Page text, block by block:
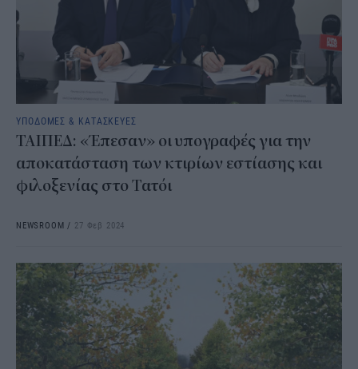
ΥΠΟΔΟΜΕΣ & ΚΑΤΑΣΚΕΥΕΣ
ΤΑΙΠΕΔ: «Έπεσαν» οι υπογραφές για την
αποκατάσταση των κτιρίων εστίασης και
φιλοξενίας στο Τατόι
NEWSROOM / 27 Φεβ 2024